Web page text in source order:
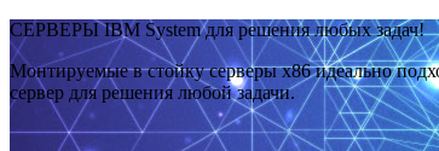
СЕРВЕРЫ IBM System для решения любых задач!
Монтируемые в стойку серверы x86 идеально
сервер для решения любой задачи.